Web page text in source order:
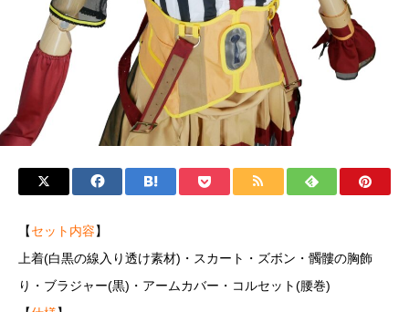
【セット内容】
上着(白黒の線入り透け素材)・スカート・ズボン・髑髏の胸飾
り・ブラジャー(黒)・アームカバー・コルセット(腰巻)